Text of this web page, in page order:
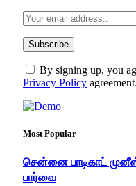
By signing up, you
Privacy Policy agreement.
Most Popular
சென்னை பாடிகாட்
பார்வை